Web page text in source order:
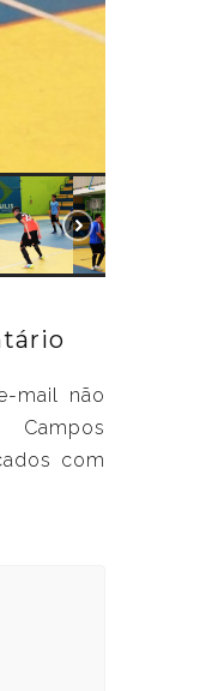
mail não
Campos
com